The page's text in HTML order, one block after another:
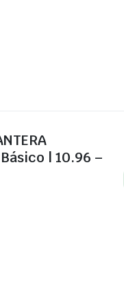
Básico | 10.96 –